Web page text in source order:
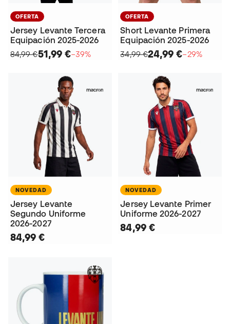
OFERTA
Jersey Levante Tercera
Equipación 2025-2026
84,99 €51,99 €−39%
OFERTA
Short Levante Primera
Equipación 2025-2026
34,99 €24,99 €−29%
NOVEDAD
Jersey Levante
Segundo Uniforme
2026-2027
84,99 €
NOVEDAD
Jersey Levante Primer
Uniforme 2026-2027
84,99 €